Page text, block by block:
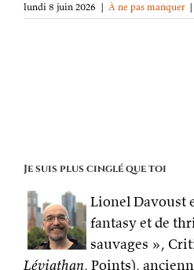
lundi 8 juin 2026 | À ne pas manquer |
Je suis plus cinglé que toi
Lionel Davoust
fantasy et de
sauvages »,
Léviathan, Points),